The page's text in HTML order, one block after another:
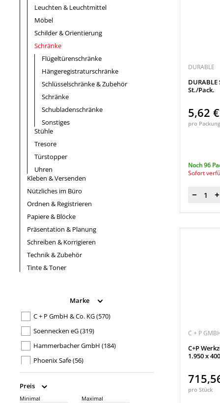
Leuchten & Leuchtmittel
Möbel
Schilder & Orientierung
Schränke
Flügeltürenschränke
Hängeregistraturschränke
Schlüsselschränke & Zubehör
Schränke
Schubladenschränke
Sonstiges
Stühle
Tresore
Türstopper
Uhren
Kleben & Versenden
Nützliches im Büro
Ordnen & Registrieren
Papiere & Blöcke
Präsentation & Planung
Schreiben & Korrigieren
Technik & Zubehör
Tinte & Toner
Marke
C + P GmbH & Co. KG(570)
Soennecken eG(319)
Hammerbacher GmbH (184)
Phoenix Safe(56)
Geramöbel GmbH(33)
Werner Dorsch
Preis
Minimal Maximal
DURABLE
St./Pack.
5,62
pro Packung
Noch 96
Sofort
Menge
C + P
C+P
1.950 x
pro Stück